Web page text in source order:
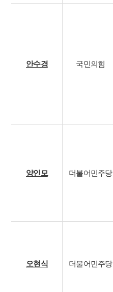
안수경 국민의힘
양인모 더불어민주당
오현식 더불어민주당